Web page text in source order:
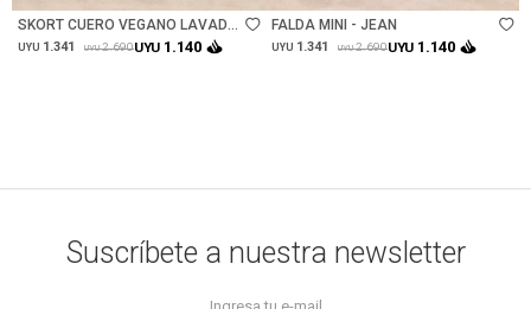
SKORT CUERO VEGANO LAVADO
- SAFARI
UYU 1.341 UYU 2.690UYU 1.140
FALDA MINI - JEAN
UYU 1.341 UYU 2.690UYU 1.140
Suscríbete a nuestra newsletter